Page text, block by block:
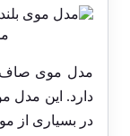
مدل موی صاف
دارد. این مدل
در بسیاری از